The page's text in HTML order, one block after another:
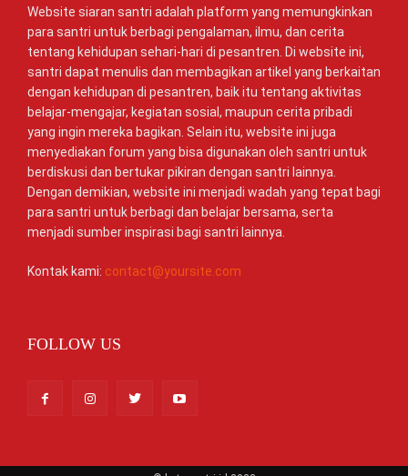
Website siaran santri adalah platform yang memungkinkan
para santri untuk berbagi pengalaman, ilmu, dan cerita
tentang kehidupan sehari-hari di pesantren. Di website ini,
santri dapat menulis dan membagikan artikel yang berkaitan
dengan kehidupan di pesantren, baik itu tentang aktivitas
belajar-mengajar, kegiatan sosial, maupun cerita pribadi
yang ingin mereka bagikan. Selain itu, website ini juga
menyediakan forum yang bisa digunakan oleh santri untuk
berdiskusi dan bertukar pikiran dengan santri lainnya.
Dengan demikian, website ini menjadi wadah yang tepat bagi
para santri untuk berbagi dan belajar bersama, serta
menjadi sumber inspirasi bagi santri lainnya.
Kontak kami: contact@yoursite.com
FOLLOW US